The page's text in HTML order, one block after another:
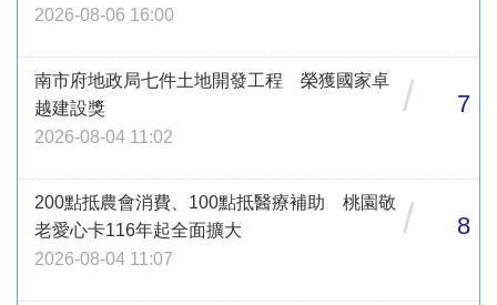
2026-08-06 16:00
南市府地政局七件土地開發工程 榮獲國家卓
越建設獎
2026-08-04 11:02
/ 7
200點抵農會消費、100點抵醫療補助 桃園敬
老愛心卡116年起全面擴大
2026-08-04 11:07
/ 8